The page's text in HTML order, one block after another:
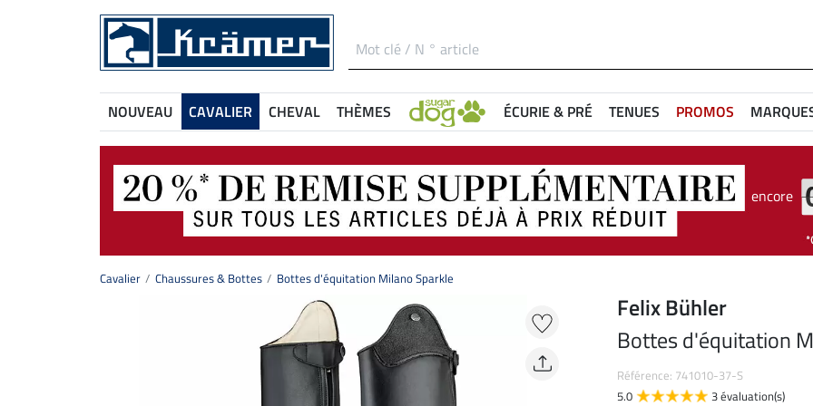
NOUVEAU CAVALIER CHEVAL THÈMES ÉCURIE & PRÉ TENUES PROMOS
encore
Cavalier Chaussures & Bottes Bottes d'équitation Milano Sparkle
Felix Bühler
Bottes d'équitation
Référence: 741010-37-S
5.0
3 évaluation(s)